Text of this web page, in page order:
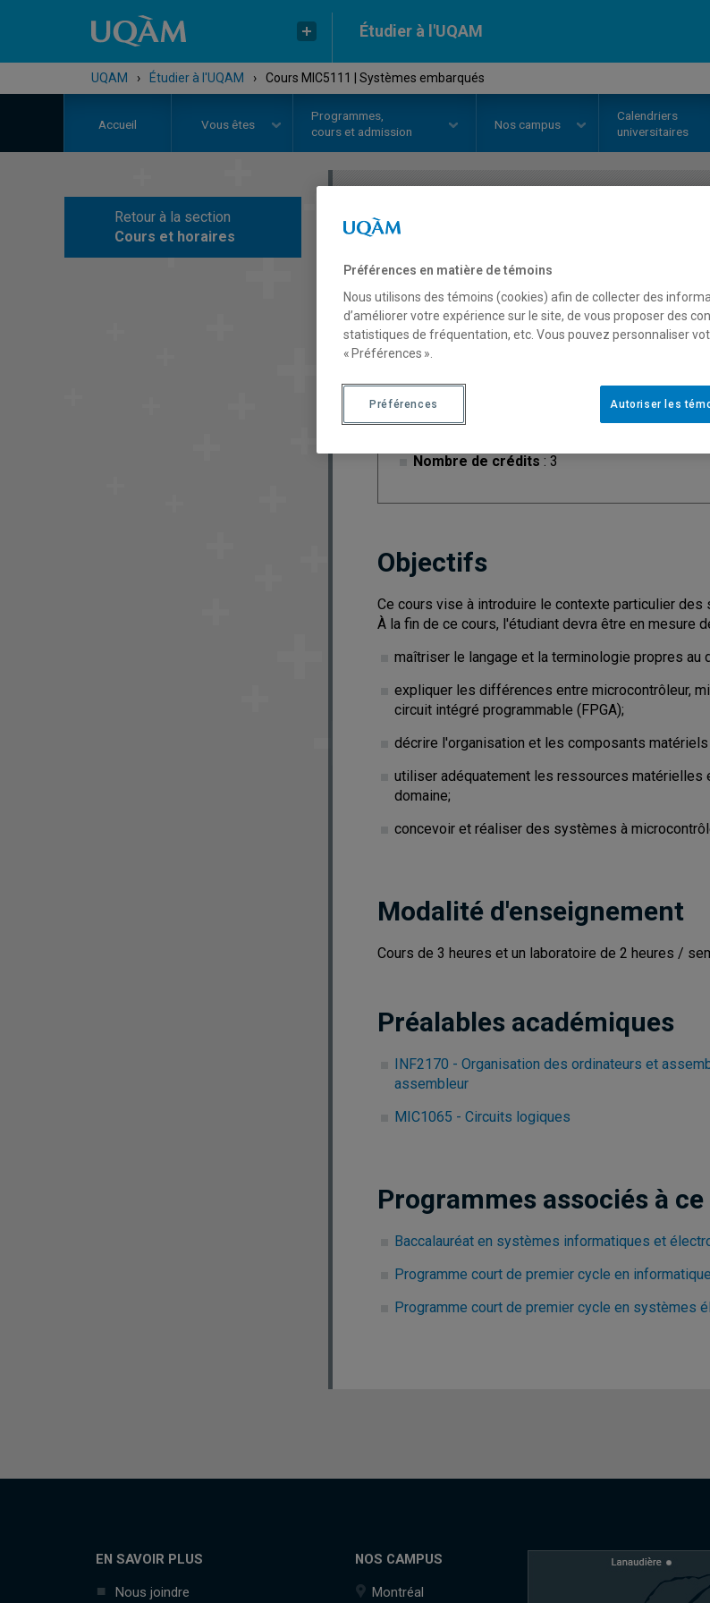
Étudier à l'UQAM
UQAM › Étudier à l'UQAM › Cours MIC5111 | Systèmes embarqués
Accueil Vous êtes
Programmes,
cours et admission
Nos campus
Calendriers
universitaires
Retour à la section
Cours et horaires
COURS
Description Horaire - Été 2026
Cycle: 1
Nombre de crédits : 3
Objectifs
Ce cours vise à introduire le contexte particulier
À la fin de ce cours, l'étudiant devra être en mesure
maîtriser le langage et la terminologie propres au
expliquer les différences entre microcontrôleur,
circuit intégré programmable (FPGA);
décrire l'organisation et les composants
utiliser adéquatement les ressources
domaine;
concevoir et réaliser des systèmes à
Modalité d'enseignement
Cours de 3 heures et un laboratoire de 2 heures /
Préalables académiques
INF2170 - Organisation des ordinateurs et
assembleur
MIC1065 - Circuits logiques
Programmes associés à
Baccalauréat en systèmes informatiques et
Programme court de premier cycle en
Programme court de premier cycle en systèmes
EN SAVOIR PLUS
Nous joindre
NOS CAMPUS
Montréal
Préférences en matière de témoins
Nous utilisons des témoins (cookies) afin de collecter des
d’améliorer votre expérience sur le site, de vous proposer des
statistiques de fréquentation, etc. Vous pouvez personnaliser
« Préférences ».
Autoriser les
Préférences